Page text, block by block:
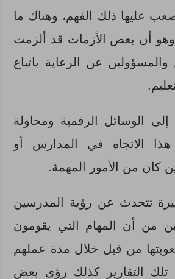
عليها ذلك الفهم، وهناك ما
أن بعض الأزمات قد ألزمت
والمسؤولين عن الرعاية باتباع
إلى الوسائل الرقمية ومحاولة
الاتجاه في المدارس أو
كان من الأمور المهمة.
تتحدث عن رؤية المدرسين
من أن المهام التي يقومون
من قبل خلال مدة عملهم
تلك التقارير كذلك رؤى بعض